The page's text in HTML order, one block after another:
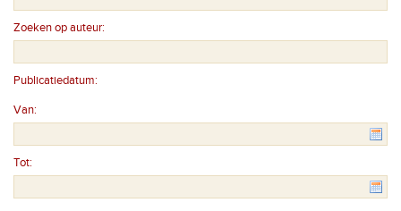
Zoeken op auteur:
Publicatiedatum:
Van:
Tot: